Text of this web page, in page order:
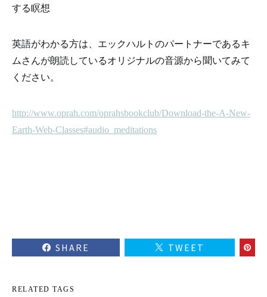
する瞑想
英語がわかる方は、エックハルトのパートナーであるキ
ムさんが朗読しているオリジナルの音源から聞いてみて
ください。
http://www.oprah.com/oprahsbookclub/Download-the-A-New-
Earth-Web-Classes#audio_meditations
SHARE TWEET
RELATED TAGS